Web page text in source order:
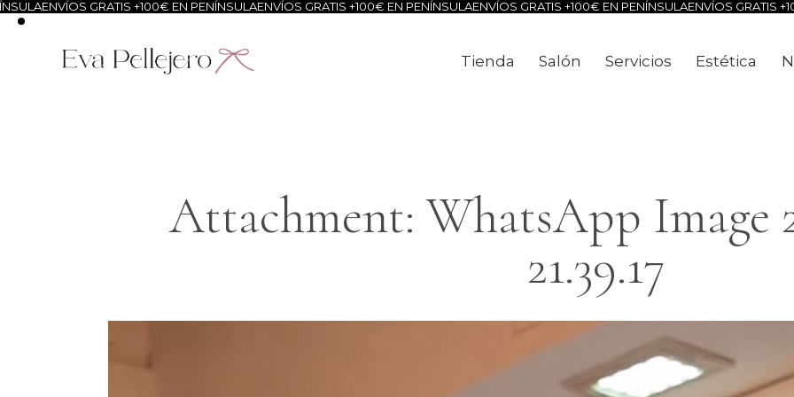
GRATIS +100€ EN PENÍNSULAENVÍOS GRATIS +100€ EN PENÍNSULAENVÍOS GRATIS +100€ EN PENÍNSULAENVÍOS GRATIS +100€ EN
Tienda Salón Servicios Estética
Attachment: WhatsApp Image
21.39.17